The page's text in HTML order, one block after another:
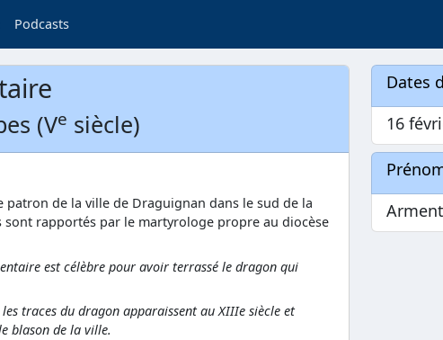
Podcasts
(Ve siècle)
patron de la ville de Draguignan dans le sud de la
sont rapportés par le martyrologe propre au diocèse
est célèbre pour avoir terrassé le dragon qui
traces du dragon apparaissent au XIIIe siècle et
blason de la ville.
Dates
16